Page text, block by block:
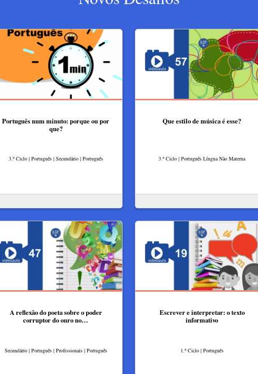
Português num minuto: porque ou por
que?
3.º Ciclo | Português | Secundário | Português
Que estilo de música é esse?
3.º Ciclo | Português Língua Não Materna
A reflexão do poeta sobre o poder
corruptor do ouro no…
Secundário | Português | Profissionais | Português
Escrever e interpretar: o texto
informativo
1.º Ciclo | Português